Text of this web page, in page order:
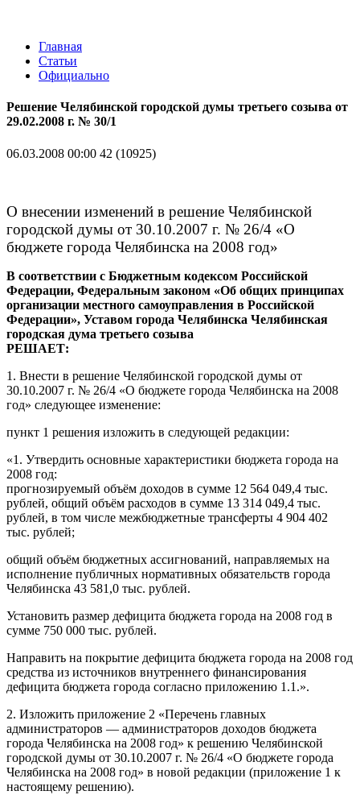
Главная
Статьи
Официально
Решение Челябинской городской думы третьего созыва от
29.02.2008 г. № 30/1
06.03.2008 00:00 42 (10925)
О внесении изменений в решение Челябинской
городской думы от 30.10.2007 г. № 26/4 «О
бюджете города Челябинска на 2008 год»
В соответствии с Бюджетным кодексом Российской
Федерации, Федеральным законом «Об общих принципах
организации местного самоуправления в Российской
Федерации», Уставом города Челябинска Челябинская
городская дума третьего созыва
РЕШАЕТ:
1. Внести в решение Челябинской городской думы от
30.10.2007 г. № 26/4 «О бюджете города Челябинска на 2008
год» следующее изменение:
пункт 1 решения изложить в следующей редакции:
«1. Утвердить основные характеристики бюджета города на
2008 год:
прогнозируемый объём доходов в сумме 12 564 049,4 тыс.
рублей, общий объём расходов в сумме 13 314 049,4 тыс.
рублей, в том числе межбюджетные трансферты 4 904 402
тыс. рублей;
общий объём бюджетных ассигнований, направляемых на
исполнение публичных нормативных обязательств города
Челябинска 43 581,0 тыс. рублей.
Установить размер дефицита бюджета города на 2008 год в
сумме 750 000 тыс. рублей.
Направить на покрытие дефицита бюджета города на 2008 год
средства из источников внутреннего финансирования
дефицита бюджета города согласно приложению 1.1.».
2. Изложить приложение 2 «Перечень главных
администраторов — администраторов доходов бюджета
города Челябинска на 2008 год» к решению Челябинской
городской думы от 30.10.2007 г. № 26/4 «О бюджете города
Челябинска на 2008 год» в новой редакции (приложение 1 к
настоящему решению).